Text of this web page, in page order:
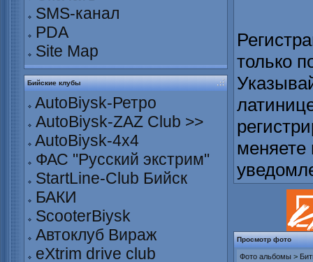
SMS-канал
PDA
Site Map
Бийские клубы
AutoBiysk-Ретро
AutoBiysk-ZAZ Club >>
AutoBiysk-4x4
ФАС "Русский экстрим"
StartLine-Club Бийск
БАКИ
ScooterBiysk
Автоклуб Вираж
eXtrim drive club
только
меняете
Просмотр фото
Фото альбомы >